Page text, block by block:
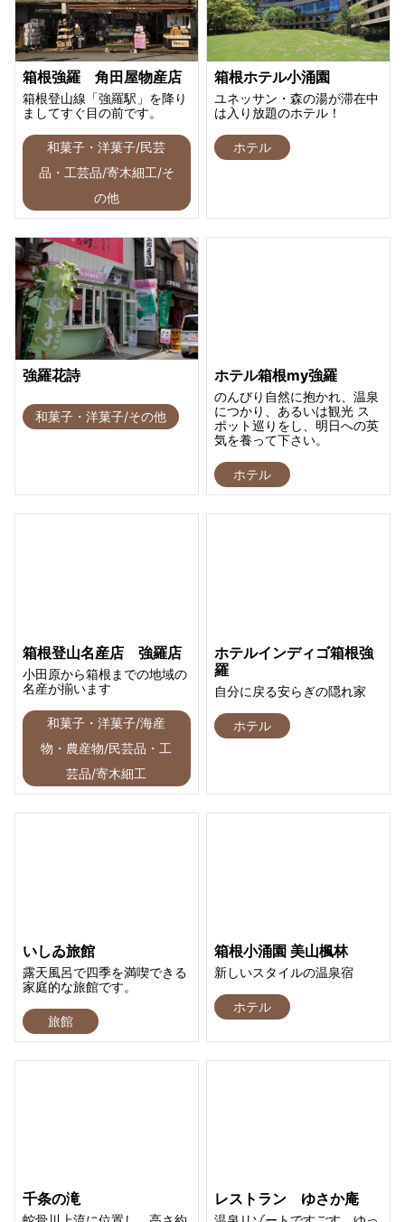
箱根強羅 角田屋物産店
箱根登山線「強羅駅」を降り
ましてすぐ目の前です。
和菓子・洋菓子/民芸
品・工芸品/寄木細工/そ
の他
箱根ホテル小涌園
ユネッサン・森の湯が滞在中
は入り放題のホテル！
ホテル
強羅花詩
和菓子・洋菓子/その他
ホテル箱根my強羅
のんびり自然に抱かれ、温泉
につかり、あるいは観光 ス
ポット巡りをし、明日への英
気を養って下さい。
ホテル
箱根登山名産店 強羅店
小田原から箱根までの地域の
名産が揃います
和菓子・洋菓子/海産
物・農産物/民芸品・工
芸品/寄木細工
ホテルインディゴ箱根強
羅
自分に戻る安らぎの隠れ家
ホテル
いしゐ旅館
露天風呂で四季を満喫できる
家庭的な旅館です。
旅館
箱根小涌園 美山楓林
新しいスタイルの温泉宿
ホテル
千条の滝 レストラン ゆさか庵